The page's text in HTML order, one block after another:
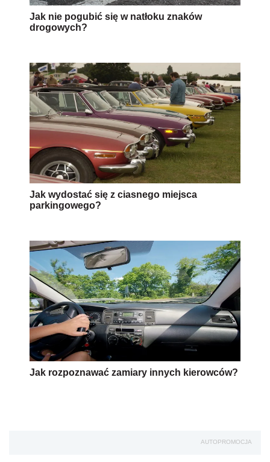
Jak nie pogubić się w natłoku znaków
drogowych?
Jak wydostać się z ciasnego miejsca
parkingowego?
Jak rozpoznawać zamiary innych kierowców?
AUTOPROMOCJA